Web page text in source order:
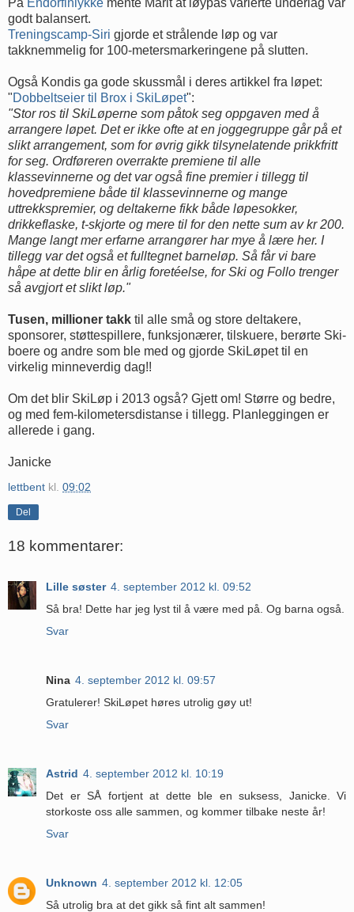
godt balansert.
Treningscamp-Siri gjorde et strålende løp og var
takknemmelig for 100-metersmarkeringene på slutten.
Også Kondis ga gode skussmål i deres artikkel fra løpet:
"Dobbeltseier til Brox i SkiLøpet":
"Stor ros til SkiLøperne som påtok seg oppgaven med å
arrangere løpet. Det er ikke ofte at en joggegruppe går på et
slikt arrangement, som for øvrig gikk tilsynelatende prikkfritt
for seg. Ordføreren overrakte premiene til alle
klassevinnerne og det var også fine premier i tillegg til
hovedpremiene både til klassevinnerne og mange
uttrekkspremier, og deltakerne fikk både løpesokker,
drikkeflaske, t-skjorte og mere til for den nette sum av kr 200.
Mange langt mer erfarne arrangører har mye å lære her. I
tillegg var det også et fulltegnet barneløp. Så får vi bare
håpe at dette blir en årlig foretéelse, for Ski og Follo trenger
så avgjort et slikt løp."
Tusen, millioner takk til alle små og store deltakere,
sponsorer, støttespillere, funksjonærer, tilskuere, berørte Ski-
boere og andre som ble med og gjorde SkiLøpet til en
virkelig minneverdig dag!!
Om det blir SkiLøp i 2013 også? Gjett om! Større og bedre,
og med fem-kilometersdistanse i tillegg. Planleggingen er
allerede i gang.
Janicke
lettbent kl. 09:02
Del
18 kommentarer:
Lille søster 4. september 2012 kl. 09:52
Så bra! Dette har jeg lyst til å være med på. Og barna også.
Svar
Nina 4. september 2012 kl. 09:57
Gratulerer! SkiLøpet høres utrolig gøy ut!
Svar
Astrid 4. september 2012 kl. 10:19
Det er SÅ fortjent at dette ble en suksess, Janicke. Vi
storkoste oss alle sammen, og kommer tilbake neste år!
Svar
Unknown 4. september 2012 kl. 12:05
Så utrolig bra at det gikk så fint alt sammen!